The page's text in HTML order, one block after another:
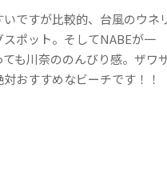
ですが比較的、台風のウネ
ポット。そしてNABEが一
も川奈ののんびり感。ザワ
おすすめなビーチです！！